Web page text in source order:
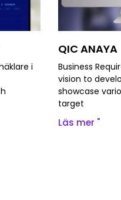
i
QIC ANAYA
Business
vision to
showcase
target
Läs mer "